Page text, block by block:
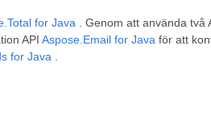
for Java . Genom att använda två
API Aspose.Email for Java för att
for Java